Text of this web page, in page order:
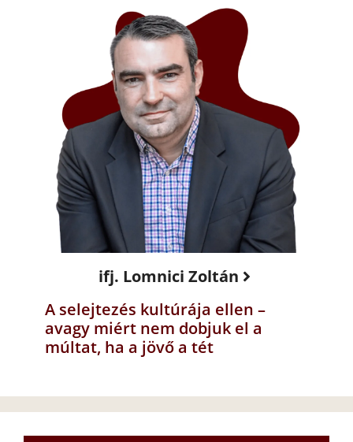
ifj. Lomnici Zoltán
A selejtezés kultúrája ellen –
avagy miért nem dobjuk el a
múltat, ha a jövő a tét